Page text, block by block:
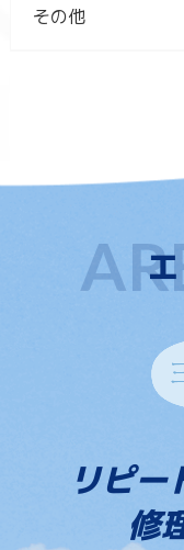
その他
リピー
修